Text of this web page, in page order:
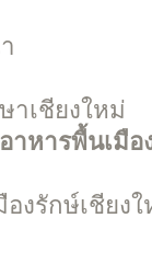
าเชียงใหม่
หารพื้นเมือ
งรักษ์เชียงใ